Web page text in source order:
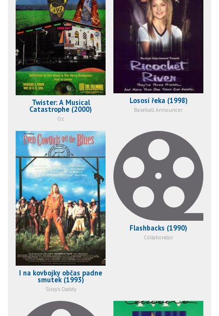
Twister: A Musical
Catastrophe (2000)
Oz
Lososí řeka (1998)
Baseball Announcer
I na kovbojky občas padne
smutek (1993)
Sissy's Daddy
Flashbacks (1990)
Collaborator